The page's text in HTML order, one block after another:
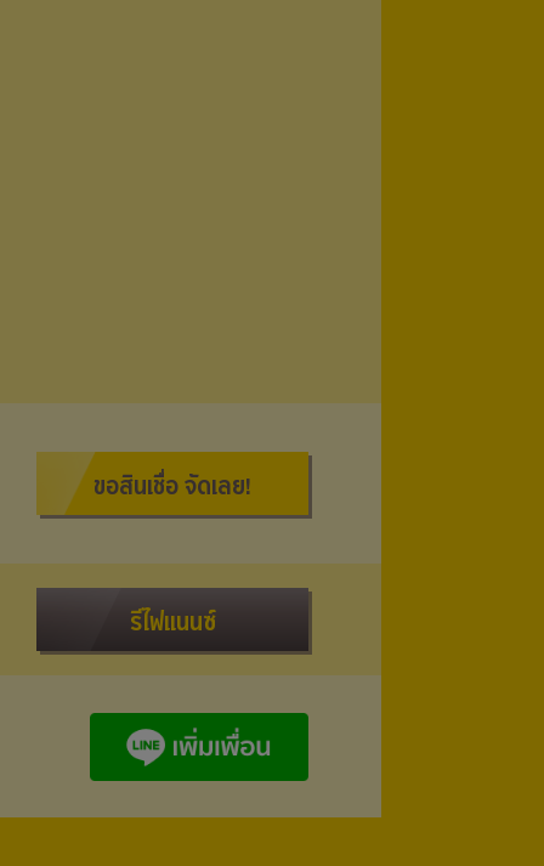
ขอสินเชื่อ จัดเลย!
รีไฟแนนซ์